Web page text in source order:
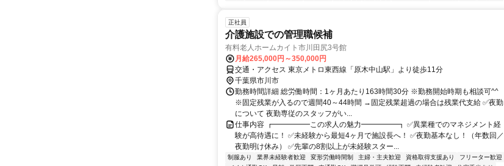
正社員
介護施設での管理職候補
有料老人ホームカイト市川田尻3号館
月給265,000円～350,000円
交通・アクセス 東京メトロ東西線「原木中山駅」より徒歩11分
千葉県市川市
勤務時間詳細 総労働時間：1ヶ月あたり163時間30分 ※勤務開始時期も相談可^^
※固定残業が入るので週間40～44時間 →固定残業超過の場合は残業代支給 ✅夜勤
について 夜勤専従のスタッフがい...
仕事内容 ┏━━━━━この求人の魅力━━━━━┓ ✅異業種でのマネジメント経
験が高待遇に！ ✅未経験から最短4ヶ月で施設長へ！ ✅夜勤基本なし！（年数回／
夜勤明け休み） ✅先輩の8割以上が未経験スター...
制服あり 業界未経験者歓迎 変形労働時間制 主婦・主夫歓迎 資格取得支援あり
フリーター歓迎